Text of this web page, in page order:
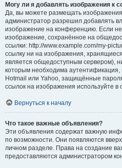
Могу ли я добавлять изображения к
Да, вы можете размещать
администратор разрешил добавлять
изображение на конференцию. Если
изображение, сохранённое на
ссылки: http://www.example.com/my-
ссылку ни на изображения,
является общедоступным сервером),
которым необходима
Hotmail или Yahoo, защищённые
ссылок на изображения используйте в
Вернуться к началу
Что такое важные объявления?
Эти объявления содержат важную
по возможности. Они появляются
личном разделе. Права на создание
предоставляются администратором